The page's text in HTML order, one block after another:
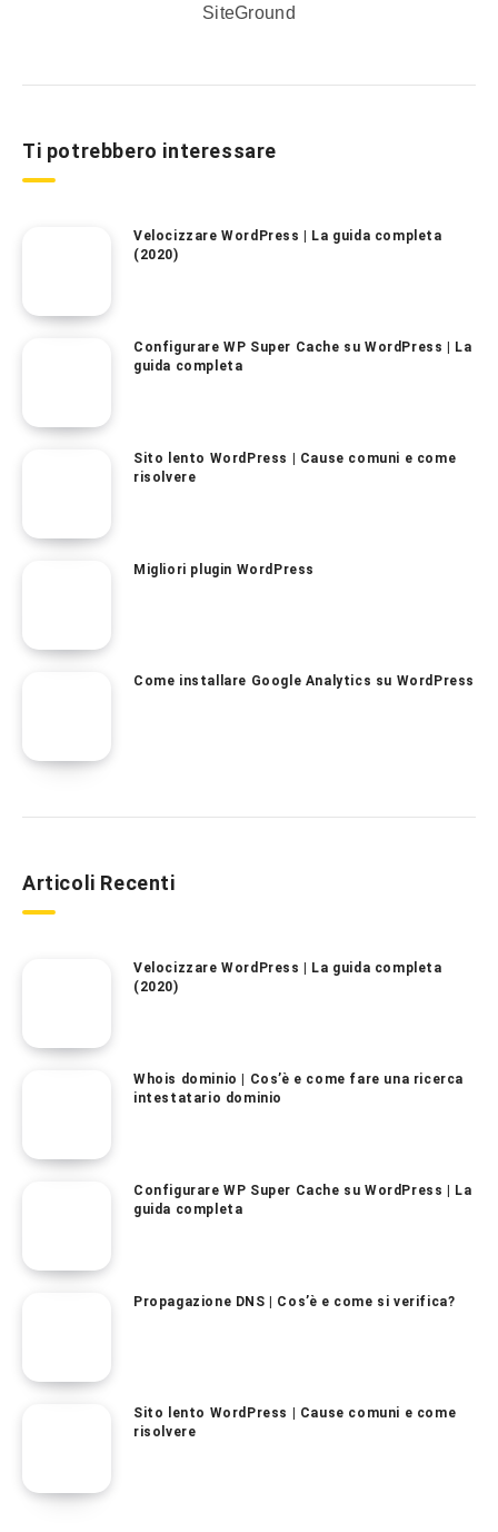
Ti potrebbero interessare
Velocizzare WordPress | La guida completa
(2020)
Configurare WP Super Cache su WordPress | La
guida completa
Sito lento WordPress | Cause comuni e come
risolvere
Migliori plugin WordPress
Come installare Google Analytics su WordPress
Articoli Recenti
Velocizzare WordPress | La guida completa
(2020)
Whois dominio | Cos’è e come fare una ricerca
intestatario dominio
Configurare WP Super Cache su WordPress | La
guida completa
Propagazione DNS | Cos’è e come si verifica?
Sito lento WordPress | Cause comuni e come
risolvere